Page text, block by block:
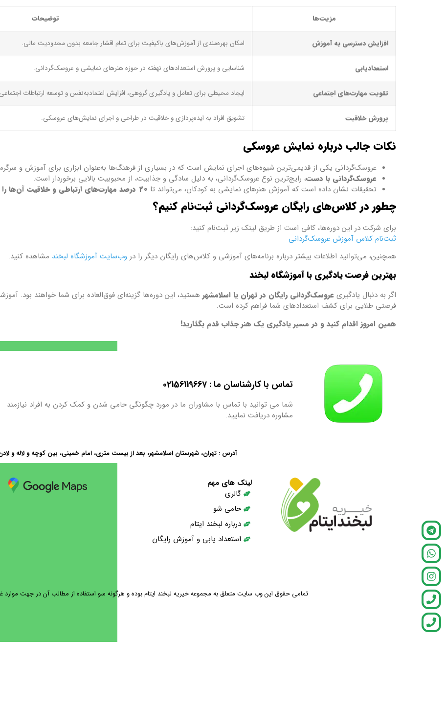
مزیت‌ها توضیحات
افزایش دسترسی به آموزش امکان بهره‌مندی از آموزش‌های باکیفیت برای تمام اقشار جامعه بدون محدودیت مالی.
استعدادیابی شناسایی و پرورش استعدادهای نهفته در حوزه هنرهای نمایشی و عروسک‌گردانی.
تقویت مهارت‌های اجتماعی ایجاد محیطی برای تعامل و یادگیری گروهی، افزایش اعتمادبه‌نفس و توسعه ارتباطات
پرورش خلاقیت تشویق افراد به ایده‌پردازی و خلاقیت در طراحی و اجرای نمایش‌های عروسکی.
نکات جالب درباره نمایش عروسکی
عروسک‌گردانی یکی از قدیمی‌ترین شیوه‌های اجرای نمایش است که در بسیاری از فرهنگ‌ها به‌عنوان ابزاری برای آموزش و
عروسک‌گردانی با دست، رایج‌ترین نوع عروسک‌گردانی، به دلیل سادگی و جذابیت، از محبوبیت بالایی برخوردار است.
تحقیقات نشان داده است که آموزش هنرهای نمایشی به کودکان، می‌تواند تا ۲۰ درصد مهارت‌های ارتباطی و خلاقیت آن‌ها را افزایش دهد
چطور در کلاس‌های رایگان عروسک‌گردانی ثبت‌نام کنیم؟
برای شرکت در این دوره‌ها، کافی است از طریق لینک زیر ثبت‌نام کنید:
ثبت‌نام کلاس آموزش عروسک‌گردانی
همچنین، می‌توانید اطلاعات بیشتر درباره برنامه‌های آموزشی و کلاس‌های رایگان دیگر را در وب‌سایت آموزشگاه لبخند مشاهده کنید.
بهترین فرصت یادگیری با آموزشگاه لبخند
اگر به دنبال یادگیری عروسک‌گردانی رایگان در تهران یا اسلامشهر هستید، این دوره‌ها گزینه‌ای فوق‌العاده برای شما خواهند بود.
فرصتی طلایی برای کشف استعدادهای شما فراهم کرده است.
همین امروز اقدام کنید و در مسیر یادگیری یک هنر جذاب قدم بگذارید!
تماس با کارشناسان ما : 02156119667
شما می توانید با تماس با مشاوران ما در مورد چگونگی حامی شدن و کمک کردن به افراد نیازمند
مشاوره دریافت نمایید.
آدرس : تهران، شهرستان اسلامشهر، بعد از بیست متری، امام خمینی، بین کوچه و لاله و
لینک های مهم
گالری
حامی شو
درباره لبخند ایتام
استعداد یابی و آموزش رایگان
تمامی حقوق این وب سایت متعلق به مجموعه خیریه لبخند ایتام بوده و هرگونه سو استفاده از مطالب آن در جهت موارد